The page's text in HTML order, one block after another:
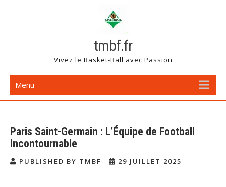
tmbf.fr
Vivez le Basket-Ball avec Passion
Menu
Paris Saint-Germain : L’Équipe de Football
Incontournable
PUBLISHED BY TMBF 29 JUILLET 2025